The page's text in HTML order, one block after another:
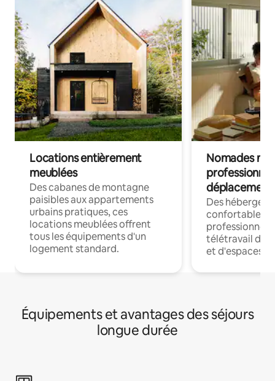
Locations entièrement
meublées
Des cabanes de montagne
paisibles aux appartements
urbains pratiques, ces
locations meublées offrent
tous les équipements d'un
logement standard.
Nomades
déplacement
Des
confortables
professionnels
télétravail
et d'espaces
Équipements et avantages des séjours
longue durée